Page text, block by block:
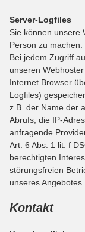
Server-Logfiles
Sie können unsere
Person zu machen.
Bei jedem Zugriff
unseren
Internet Browser
Logfiles)
z.B. der Name der
Abrufs, die IP-
anfragende
Art. 6 Abs. 1 lit. f
berechtigten
störungsfreien
unseres Angebotes.
Kontakt